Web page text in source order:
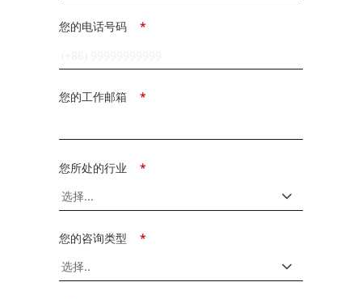
*
您的电话号码
*
您的工作邮箱
*
您所处的行业
*
您的咨询类型